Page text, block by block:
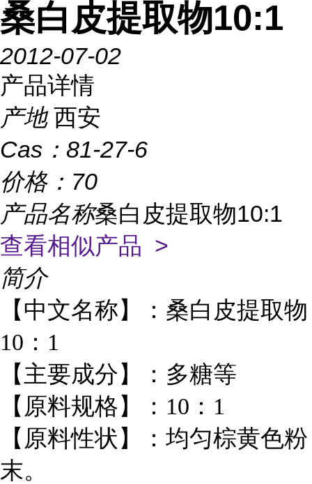
桑白皮提取物10:1
2012-07-02
产品详情
产地 西安
Cas： 81-27-6
价格： 70
产品名称桑白皮提取物10:1
查看相似产品 >
简介
【中文名称】：桑白皮提取物
10：1
【主要成分】：多糖等
【原料规格】：10：1
【原料性状】：均匀棕黄色粉
末。